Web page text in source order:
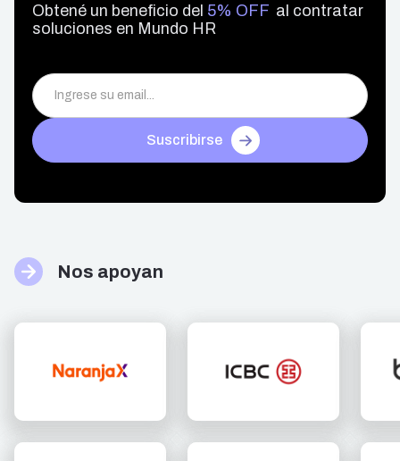
Obtené un beneficio del 5% OFF al contratar
soluciones en Mundo HR
Suscribirse
Nos apoyan